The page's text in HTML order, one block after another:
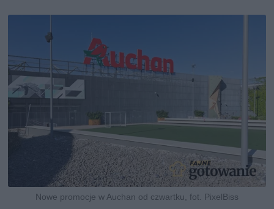
Nowe promocje w Auchan od czwartku, fot. PixelBiss